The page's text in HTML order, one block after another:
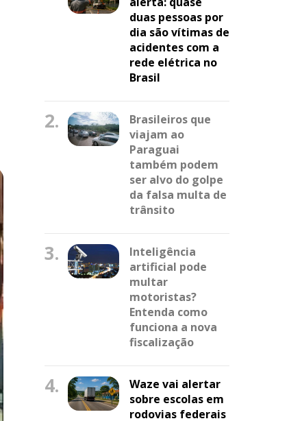
duas pessoas por
dia são vítimas de
acidentes com a
rede elétrica no
Brasil
2.
Brasileiros que
viajam ao
Paraguai
também podem
ser alvo do golpe
da falsa multa de
trânsito
3.
Inteligência
artificial pode
multar
motoristas?
Entenda como
funciona a nova
fiscalização
4.
Waze vai alertar
sobre escolas em
rodovias federais